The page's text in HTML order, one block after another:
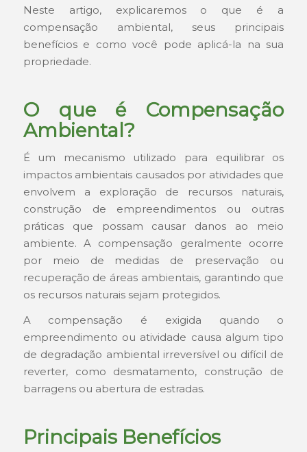
Neste artigo, explicaremos o que é a
compensação ambiental, seus principais
benefícios e como você pode aplicá-la na sua
propriedade.
O que é Compensação
Ambiental?
É um mecanismo utilizado para equilibrar os
impactos ambientais causados por atividades que
envolvem a exploração de recursos naturais,
construção de empreendimentos ou outras
práticas que possam causar danos ao meio
ambiente. A compensação geralmente ocorre
por meio de medidas de preservação ou
recuperação de áreas ambientais, garantindo que
os recursos naturais sejam protegidos.
A compensação é exigida quando o
empreendimento ou atividade causa algum tipo
de degradação ambiental irreversível ou difícil de
reverter, como desmatamento, construção de
barragens ou abertura de estradas.
Principais Benefícios